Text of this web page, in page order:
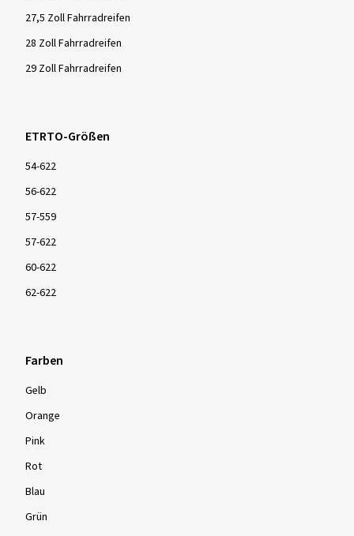
27,5 Zoll Fahrradreifen
28 Zoll Fahrradreifen
29 Zoll Fahrradreifen
ETRTO-Größen
54-622
56-622
57-559
57-622
60-622
62-622
Farben
Gelb
Orange
Pink
Rot
Blau
Grün